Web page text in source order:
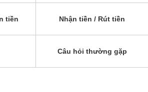
tiền Nhận tiền / Rút tiền
Câu hỏi thường gặp